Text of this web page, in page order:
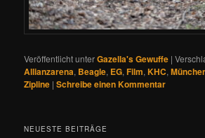
Veröffentlicht unterGazella's Gewuffe |
Allianzarena, Beagle, EG,Film,KHC,
Zipline |Schreibe einen Kommentar
NEUESTE BEITRÄGE